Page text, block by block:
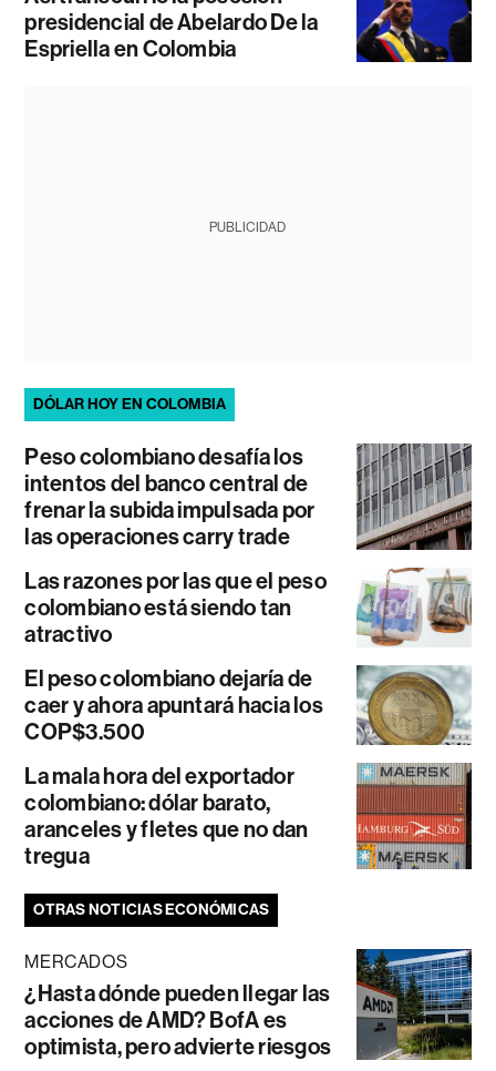
presidencial de Abelardo De la
Espriella en Colombia
PUBLICIDAD
DÓLAR HOY EN COLOMBIA
Peso colombiano desafía los
intentos del banco central de
frenar la subida impulsada por
las operaciones carry trade
Las razones por las que el peso
colombiano está siendo tan
atractivo
El peso colombiano dejaría de
caer y ahora apuntará hacia los
COP$3.500
La mala hora del exportador
colombiano: dólar barato,
aranceles y fletes que no dan
tregua
OTRAS NOTICIAS ECONÓMICAS
MERCADOS
¿Hasta dónde pueden llegar las
acciones de AMD? BofA es
optimista, pero advierte riesgos